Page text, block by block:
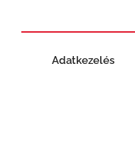
Adatkezelés